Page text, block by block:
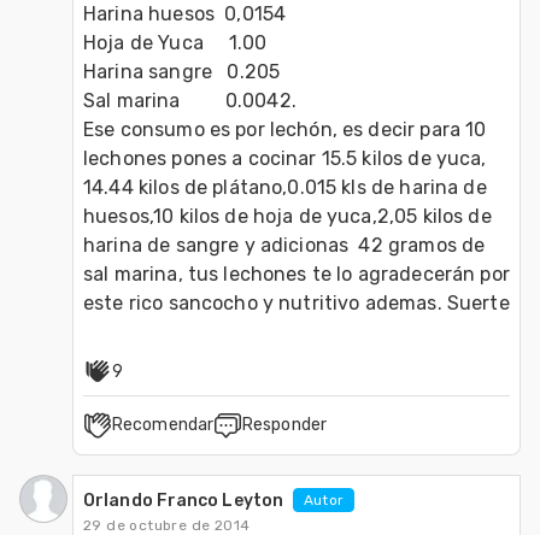
Harina huesos  0,0154
Hoja de Yuca     1.00
Harina sangre   0.205
Sal marina         0.0042.
Ese consumo es por lechón, es decir para 10
lechones pones a cocinar 15.5 kilos de yuca,
14.44 kilos de plátano,0.015 kls de harina de
huesos,10 kilos de hoja de yuca,2,05 kilos de
harina de sangre y adicionas  42 gramos de
sal marina, tus lechones te lo agradecerán por
este rico sancocho y nutritivo ademas. Suerte
9
Recomendar Responder
Orlando Franco Leyton
Autor
29 de octubre de 2014